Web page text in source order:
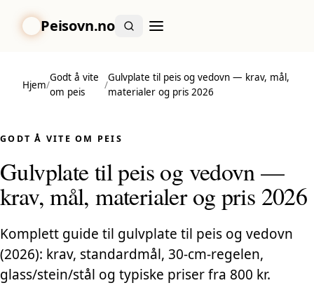
Peisovn.no
Hjem/
Godt å vite
om peis
/
Gulvplate til peis og vedovn — krav, mål,
materialer og pris 2026
GODT Å VITE OM PEIS
Gulvplate til peis og vedovn —
krav, mål, materialer og pris 2026
Komplett guide til gulvplate til peis og vedovn
(2026): krav, standardmål, 30-cm-regelen,
glass/stein/stål og typiske priser fra 800 kr.